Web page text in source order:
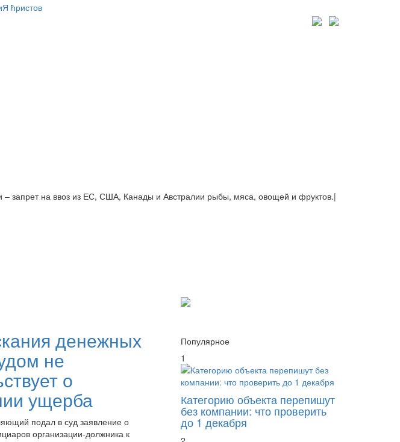
– запрет на ввоз из ЕС, США, Канады и Австралии рыбы, мяса, овощей и фруктов.|
денежных
не
о
ущерба
подал в суд заявление о
организации-должника к
Популярное
1
Категорию объекта перепишут
без компании: что проверить
до 1 декабря